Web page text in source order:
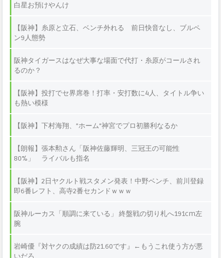
白星お預けやんけ
【阪神】糸原と立石、ベンチ外れる 前日快音なし、ブルペ
ン9人態勢
阪神タイガースはなぜ大事な場面で代打・糸原がコールされ
るのか？
【阪神】投打でセ界席巻！打率・安打数に4人、タイトル争い
も熱い模様
【阪神】下村海翔、”ホーム”神宮でプロ初勝利なるか
【朗報】張本勲さん「阪神佐藤輝明、三冠王の可能性
80%」 ライバルも指名
【阪神】2日ヤクルト戦スタメン発表！中野ベンチ、前川登録
即6番レフト、高寺2番セカンドｗｗｗ
阪神ルーカス「順調に来ている」 終盤戦の切り札へ191cm左
腕
岩崎優『対ヤクの成績は防21.60です』←もうこれ使う方が悪
いだろ